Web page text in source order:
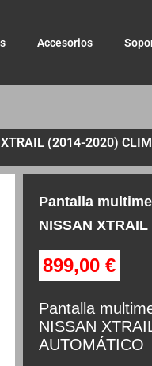
Accesorios
(2014-2020)
Pantalla
NISSAN
899,00 €
Pantalla
NISSAN
AUTOMÁTICO